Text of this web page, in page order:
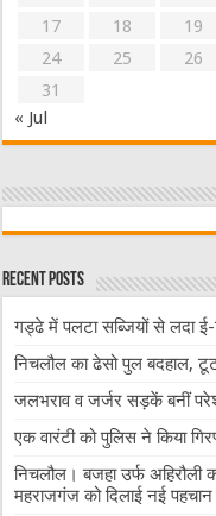
17
18 19
24
25 26
31
« Jul
Recent Posts
गड्ढे में पलटा सब्जियों से लदा
निचलौल का ढेसो पुल बदहाल,
जलभराव व जर्जर सड़कें बनीं
एक वारंटी को पुलिस ने किया
निचलौल। बजहा उर्फ
महराजगंज को दिलाई नई पहचान